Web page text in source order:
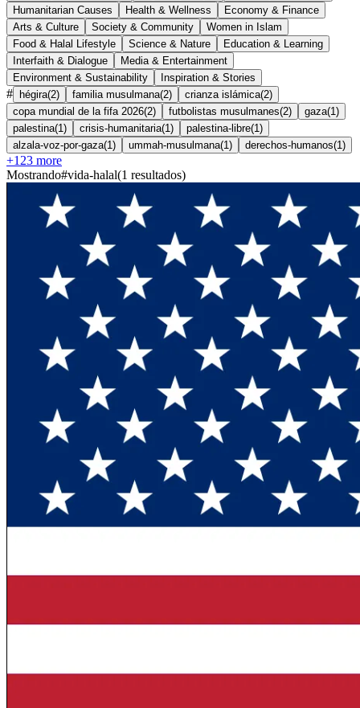
Humanitarian Causes
Health & Wellness
Economy & Finance
Arts & Culture
Society & Community
Women in Islam
Food & Halal Lifestyle
Science & Nature
Education & Learning
Interfaith & Dialogue
Media & Entertainment
Environment & Sustainability
Inspiration & Stories
# hégira(2) familia musulmana(2) crianza islámica(2)
copa mundial de la fifa 2026(2) futbolistas musulmanes(2) gaza(1 )
palestina(1 ) crisis-humanitaria(1 ) palestina-libre(1 )
alzala-voz-por-gaza(1 ) ummah-musulmana(1 ) derechos-humanos(1 )
+123 more
Mostrando#vida-halal(1 resultados)